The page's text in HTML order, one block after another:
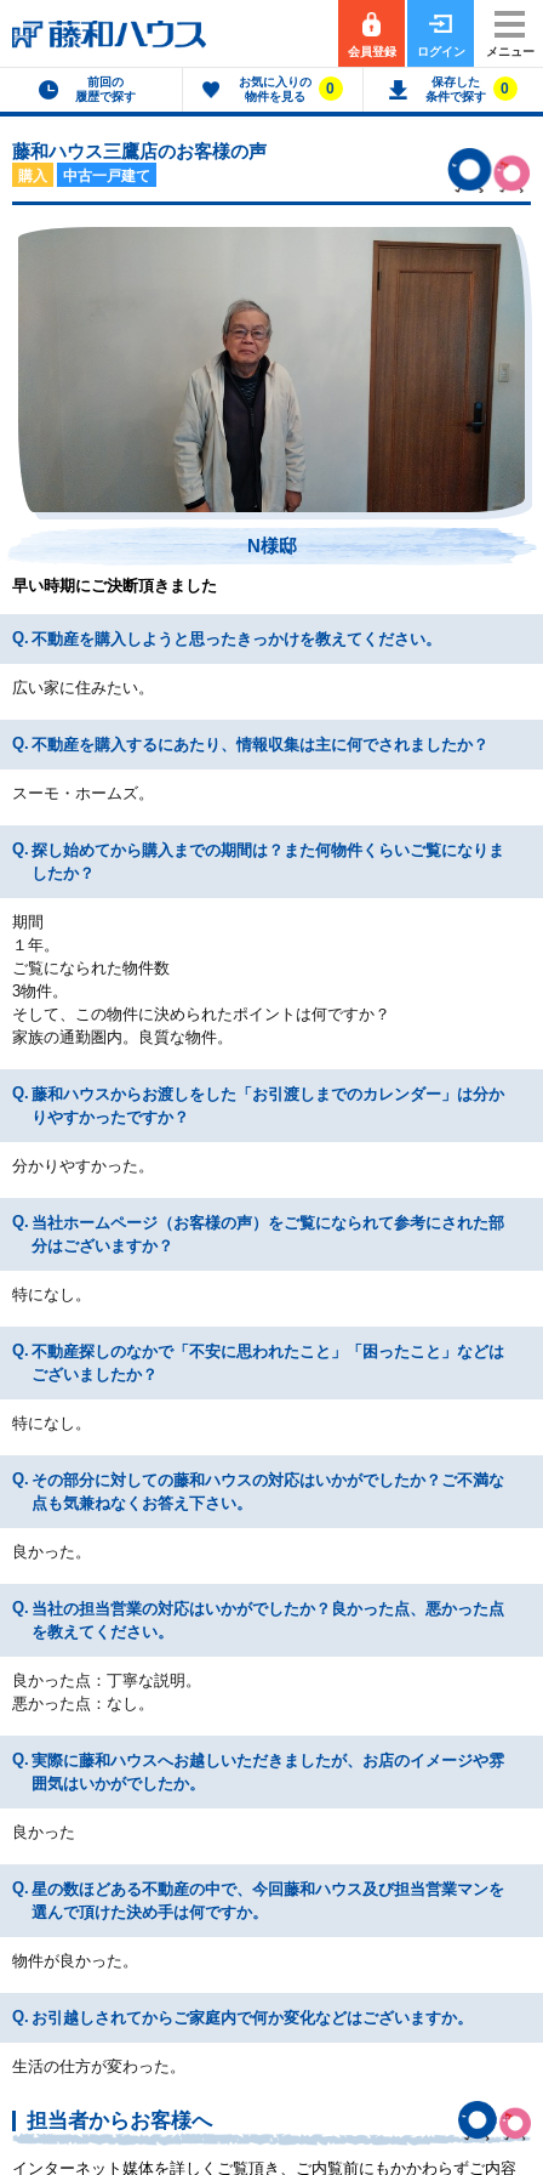
会員登録 ログイン メニュー
前回の
履歴で探す
お気に入りの
物件を見る
0
保存した
条件で探す
0
藤和ハウス三鷹店のお客様の声
購入 中古一戸建て
N様邸
早い時期にご決断頂きました
不動産を購入しようと思ったきっかけを教えてください。
広い家に住みたい。
不動産を購入するにあたり、情報収集は主に何でされましたか？
スーモ・ホームズ。
探し始めてから購入までの期間は？また何物件くらいご覧になりま
したか？
期間
１年。
ご覧になられた物件数
3物件。
そして、この物件に決められたポイントは何ですか？
家族の通勤圏内。良質な物件。
藤和ハウスからお渡しをした「お引渡しまでのカレンダー」は分か
りやすかったですか？
分かりやすかった。
当社ホームページ（お客様の声）をご覧になられて参考にされた部
分はございますか？
特になし。
不動産探しのなかで「不安に思われたこと」「困ったこと」などは
ございましたか？
特になし。
その部分に対しての藤和ハウスの対応はいかがでしたか？ご不満な
点も気兼ねなくお答え下さい。
良かった。
当社の担当営業の対応はいかがでしたか？良かった点、悪かった点
を教えてください。
良かった点：丁寧な説明。
悪かった点：なし。
実際に藤和ハウスへお越しいただきましたが、お店のイメージや雰
囲気はいかがでしたか。
良かった
星の数ほどある不動産の中で、今回藤和ハウス及び担当営業マンを
選んで頂けた決め手は何ですか。
物件が良かった。
お引越しされてからご家庭内で何か変化などはございますか。
生活の仕方が変わった。
担当者からお客様へ
インターネット媒体を詳しくご覧頂き、ご内覧前にもかかわらずご内容